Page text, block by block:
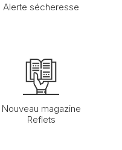
Alerte sécheresse
Nouveau magazine
Reflets